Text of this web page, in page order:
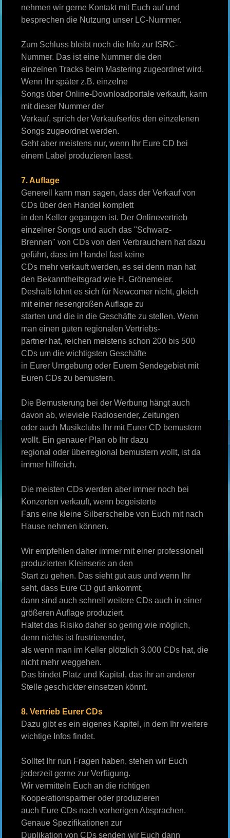
nehmen wir gerne Kontakt mit Euch auf und
besprechen die Nutzung unser LC-Nummer.
Zum Schluss bleibt noch die Info zur ISRC-
Nummer. Das ist eine Nummer die den
einzelnen Tracks beim Mastering zugeordnet wird.
Wenn Ihr später z.B. einzelne
Songs über Online-Downloadportale verkauft, kann
mit dieser Nummer der
Verkauf, sprich der Verkaufserlös den einzelenen
Songs zugeordnet werden.
Geht aber meistens nur, wenn Ihr Eure CD bei
einem Label produzieren lasst.
7. Auflage
Generell kann man sagen, dass der Verkauf von
CDs über den Handel komplett
in den Keller gegangen ist. Der Onlinevertrieb
einzelner Songs und auch das "Schwarz-
Brennen" von CDs von den Verbrauchern hat dazu
geführt, dass im Handel fast keine
CDs mehr verkauft werden, es sei denn man hat
den Bekanntheitsgrad wie H. Grönemeier.
Deshalb lohnt es sich für Newcomer nicht, gleich
mit einer riesengroßen Auflage zu
starten und die in die Geschäfte zu stellen. Wenn
man einen guten regionalen Vertriebs-
partner hat, reichen meistens schon 200 bis 500
CDs um die wichtigsten Geschäfte
in Eurer Umgebung oder Eurem Sendegebiet mit
Euren CDs zu bemustern.
Die Bemusterung bei der Werbung hängt auch
davon ab, wieviele Radiosender, Zeitungen
oder auch Musikclubs Ihr mit Eurer CD bemustern
wollt. Ein genauer Plan ob Ihr dazu
regional oder überregional bemustern wollt, ist da
immer hilfreich.
Die meisten CDs werden aber immer noch bei
Konzerten verkauft, wenn begeisterte
Fans eine kleine Silberscheibe von Euch mit nach
Hause nehmen können.
Wir empfehlen daher immer mit einer professionell
produzierten Kleinserie an den
Start zu gehen. Das sieht gut aus und wenn Ihr
seht, dass Eure CD gut ankommt,
dann sind auch schnell weitere CDs auch in einer
größeren Auflage produziert.
Haltet das Risiko daher so gering wie möglich,
denn nichts ist frustrierender,
als wenn man im Keller plötzlich 3.000 CDs hat, die
nicht mehr weggehen.
Das bindet Platz und Kapital, das ihr an anderer
Stelle geschickter einsetzen könnt.
8. Vertrieb Eurer CDs
Dazu gibt es ein eigenes Kapitel, in dem Ihr weitere
wichtige Infos findet.
Solltet Ihr nun Fragen haben, stehen wir Euch
jederzeit gerne zur Verfügung.
Wir vermitteln Euch an die richtigen
Kooperationspartner oder produzieren
auch Eure CDs nach vorherigen Absprachen.
Genaue Spezifikationen zur
Duplikation von CDs senden wir Euch dann